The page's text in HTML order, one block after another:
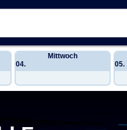
Mittwoch
04.
05.